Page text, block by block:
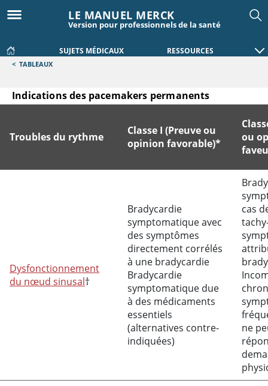
LE MANUEL MERCK
Version pour professionnels de la santé
SUJETS MÉDICAUX RESSOURCES
< TABLEAUX
Indications des pacemakers permanents
Troubles du rythme
Classe I (Preuve ou
opinion favorable)*
ou
Dysfonctionnement
du nœud sinusal†
Bradycardie
symptomatique avec
des symptômes
directement corrélés
à une bradycardie
Bradycardie
symptomatique due
à des médicaments
essentiels
(alternatives contre-
indiquées)
cas
ne